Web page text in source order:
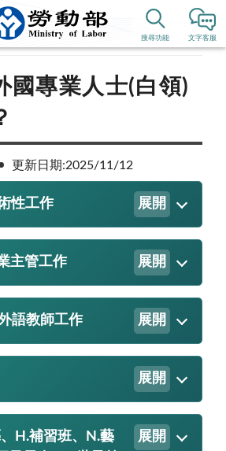
文字客服
搜尋功能
國專業人士(白領)
更新日期:2025/11/12
性工作 展開
主管工作 展開
語教師工作 展開
展開
、H.補習班、N.藝
展開